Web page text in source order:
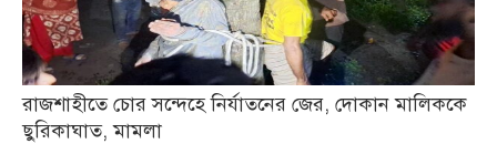
রাজশাহীতে চোর সন্দেহে নির্যাতনের জের, দোকান মালিককে
ছুরিকাঘাত, মামলা